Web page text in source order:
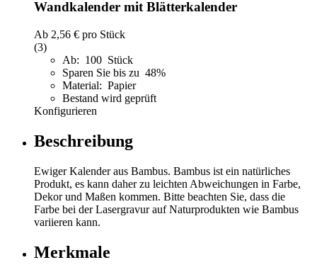
Wandkalender mit Blätterkalender
Ab 2,56 € pro Stück
(3)
Ab: 100 Stück
Sparen Sie bis zu 48%
Material: Papier
Bestand wird geprüft
Konfigurieren
Beschreibung
Ewiger Kalender aus Bambus. Bambus ist ein natürliches
Produkt, es kann daher zu leichten Abweichungen in Farbe,
Dekor und Maßen kommen. Bitte beachten Sie, dass die
Farbe bei der Lasergravur auf Naturprodukten wie Bambus
variieren kann.
Merkmale